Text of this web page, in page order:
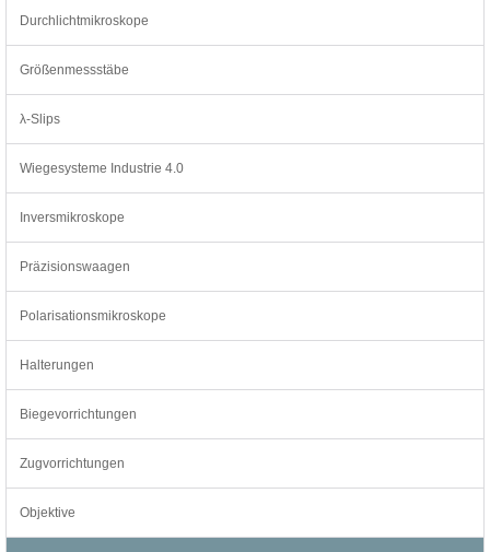
Durchlichtmikroskope
Größenmessstäbe
λ-Slips
Wiegesysteme Industrie 4.0
Inversmikroskope
Präzisionswaagen
Polarisationsmikroskope
Halterungen
Biegevorrichtungen
Zugvorrichtungen
Objektive